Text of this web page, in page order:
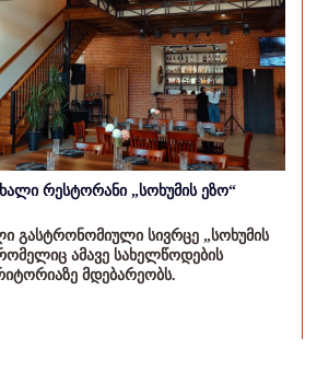
რესტორანი „სოხუმის ეზო“
გასტრონომიული სივრცე „სოხუმის
ამავე სახელწოდების
მდებარეობს.